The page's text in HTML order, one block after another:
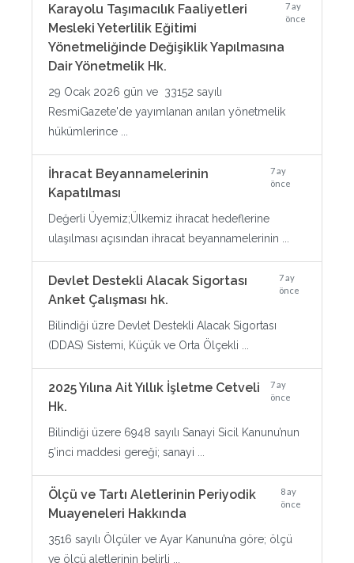
Karayolu Taşımacılık Faaliyetleri
Mesleki Yeterlilik Eğitimi
Yönetmeliğinde Değişiklik Yapılmasına
Dair Yönetmelik Hk.
7 ay
önce
29 Ocak 2026 gün ve 33152 sayılı
ResmiGazete'de yayımlanan anılan yönetmelik
hükümlerince ...
İhracat Beyannamelerinin
Kapatılması
7 ay
önce
Değerli Üyemiz;Ülkemiz ihracat hedeflerine
ulaşılması açısından ihracat beyannamelerinin ...
Devlet Destekli Alacak Sigortası
Anket Çalışması hk.
7 ay
önce
Bilindiği üzre Devlet Destekli Alacak Sigortası
(DDAS) Sistemi, Küçük ve Orta Ölçekli ...
2025 Yılına Ait Yıllık İşletme Cetveli
Hk.
7 ay
önce
Bilindiği üzere 6948 sayılı Sanayi Sicil Kanunu’nun
5’inci maddesi gereği; sanayi ...
Ölçü ve Tartı Aletlerinin Periyodik
Muayeneleri Hakkında
8 ay
önce
3516 sayılı Ölçüler ve Ayar Kanunu’na göre; ölçü
ve ölçü aletlerinin belirli ...